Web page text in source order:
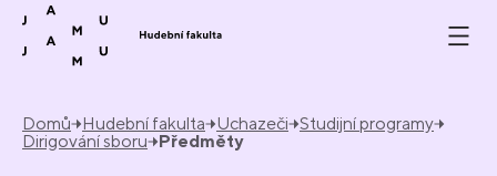
Přeskočit na obsah
Domů Hudební fakulta Uchazeči Studijní programy
Dirigování sboru
Předměty